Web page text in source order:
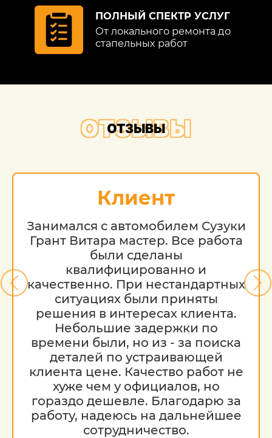
ПОЛНЫЙ СПЕКТР УСЛУГ
От локального ремонта до
стапельных работ
ОТЗЫВЫ
ОТЗЫВЫ
Клиент
Занимался с автомобилем Сузуки
Грант Витара мастер. Все работа
были сделаны
квалифицированно и
качественно. При нестандартных
ситуациях были приняты
решения в интересах клиента.
Небольшие задержки по
времени были, но из - за поиска
деталей по устраивающей
клиента цене. Качество работ не
хуже чем у официалов, но
гораздо дешевле. Благодарю за
работу, надеюсь на дальнейшее
сотрудничество.